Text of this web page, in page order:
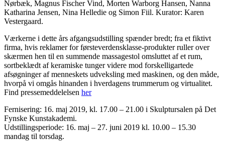
Nørbæk, Magnus Fischer Vind, Morten Warborg Hansen, Nanna
Katharina Jensen, Nina Helledie og Simon Fiil. Kurator: Karen
Vestergaard.
Værkerne i dette års afgangsudstilling spænder bredt; fra et fiktivt
firma, hvis reklamer for førsteverdensklasse-produkter ruller over
skærmen hen til en summende massagestol omsluttet af et rum,
sortbeklædt af keramiske tunger videre mod forskelligartede
afsøgninger af menneskets udveksling med maskinen, og den måde,
hvorpå vi omgås hinanden i hverdagens trummerum og virtualitet.
Find pressemeddelelsen her
Fernisering: 16. maj 2019, kl. 17.00 – 21.00 i Skulptursalen på Det
Fynske Kunstakademi.
Udstillingsperiode: 16. maj – 27. juni 2019 kl. 10.00 – 15.30
mandag til torsdag.